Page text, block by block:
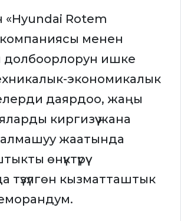
«Hyundai Rotem
менен
ишке
экономикалык
даярдоо, жаңы
киргизүү жана
жаатында
өнүктүрүү
түзүлгөн кызматташтык